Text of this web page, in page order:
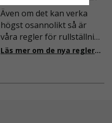
Även om det kan verka
högst osannolikt så är
våra regler för rullställning
i Sverige slappare än de
ändring på. Från och med
Läs mer om de nya reglerna!